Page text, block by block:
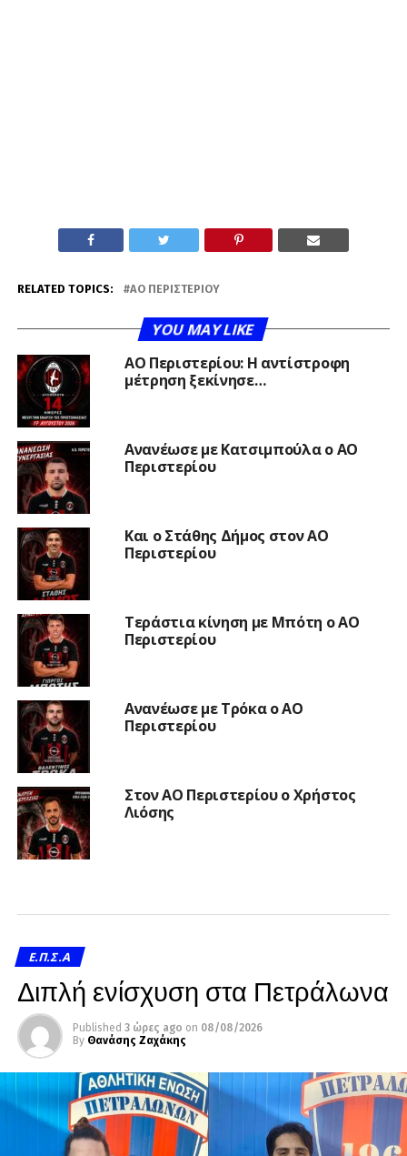
RELATED TOPICS: ΑΟ ΠΕΡΙΣΤΕΡΊΟΥ
YOU MAY LIKE
ΑΟ Περιστερίου: Η αντίστροφη
μέτρηση ξεκίνησε…
Ανανέωσε με Κατσιμπούλα ο ΑΟ
Περιστερίου
Και ο Στάθης Δήμος στον ΑΟ
Περιστερίου
Τεράστια κίνηση με Μπότη ο ΑΟ
Περιστερίου
Ανανέωσε με Τρόκα ο ΑΟ
Περιστερίου
Στον ΑΟ Περιστερίου ο Χρήστος
Λιόσης
Ε.Π.Σ.Α
Διπλή ενίσχυση στα Πετράλωνα
Published 3 ώρες ago on 08/08/2026
By Θανάσης Ζαχάκης